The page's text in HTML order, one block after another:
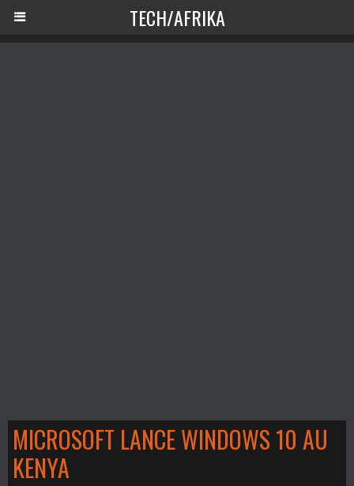
TECH/AFRIKA
MICROSOFT LANCE WINDOWS 10 AU
KENYA